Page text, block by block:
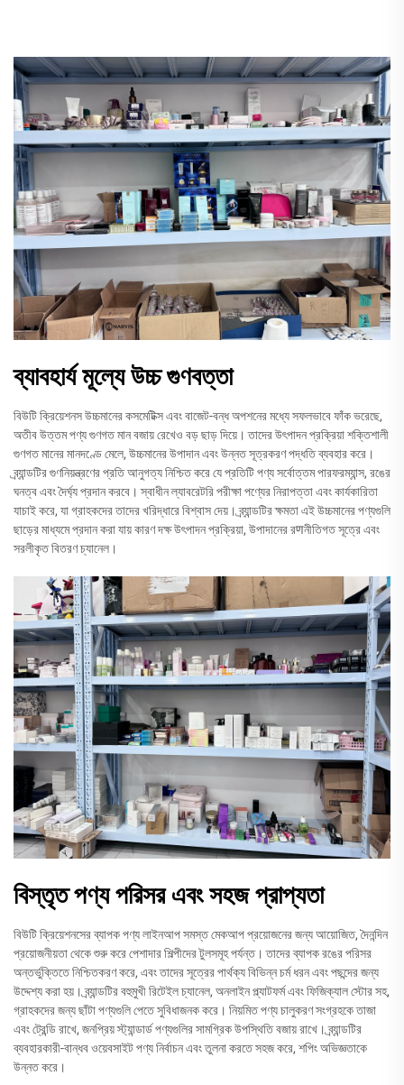
ব্যাবহার্য মূল্যে উচ্চ গুণবত্তা
বিউটি ক্রিয়েশনস উচ্চমানের কসমেটিক্স এবং বাজেট-বন্ধ অপশনের মধ্যে সফলভাবে ফাঁক ভরেছে,
অতীব উত্তম পণ্য গুণগত মান বজায় রেখেও বড় ছাড় দিয়ে। তাদের উৎপাদন প্রক্রিয়া শক্তিশালী
গুণগত মানের মানদণ্ডে মেলে, উচ্চমানের উপাদান এবং উন্নত সূত্রকরণ পদ্ধতি ব্যবহার করে।
ব্র্যান্ডটির গুণনিয়ন্ত্রণের প্রতি আনুগত্য নিশ্চিত করে যে প্রতিটি পণ্য সর্বোত্তম পারফরম্যান্স, রঙের
ঘনত্ব এবং দৈর্ঘ্য প্রদান করবে। স্বাধীন ল্যাবরেটরি পরীক্ষা পণ্যের নিরাপত্তা এবং কার্যকারিতা
যাচাই করে, যা গ্রাহকদের তাদের খরিদ্ধারে বিশ্বাস দেয়। ব্র্যান্ডটির ক্ষমতা এই উচ্চমানের পণ্যগুলি
ছাড়ের মাধ্যমে প্রদান করা যায় কারণ দক্ষ উৎপাদন প্রক্রিয়া, উপাদানের রणনীতিগত সূত্রে এবং
সরলীকৃত বিতরণ চ্যানেল।
বিস্তৃত পণ্য পরিসর এবং সহজ প্রাপ্যতা
বিউটি ক্রিয়েশনসের ব্যাপক পণ্য লাইনআপ সমস্ত মেকআপ প্রয়োজনের জন্য আয়োজিত, দৈনন্দিন
প্রয়োজনীয়তা থেকে শুরু করে পেশাদার শিল্পীদের টুলসমূহ পর্যন্ত। তাদের ব্যাপক রঙের পরিসর
অন্তর্ভুক্তিতে নিশ্চিতকরণ করে, এবং তাদের সূত্রের পার্থক্য বিভিন্ন চর্ম ধরন এবং পছন্দের জন্য
উদ্দেশ্য করা হয়। ব্র্যান্ডটির বহুমুখী রিটেইল চ্যানেল, অনলাইন প্ল্যাটফর্ম এবং ফিজিক্যাল স্টোর সহ,
গ্রাহকদের জন্য ছাঁটা পণ্যগুলি পেতে সুবিধাজনক করে। নিয়মিত পণ্য চালুকরণ সংগ্রহকে তাজা
এবং ট্রেন্ডি রাখে, জনপ্রিয় স্ট্যান্ডার্ড পণ্যগুলির সামগ্রিক উপস্থিতি বজায় রাখে। ব্র্যান্ডটির
ব্যবহারকারী-বান্ধব ওয়েবসাইট পণ্য নির্বাচন এবং তুলনা করতে সহজ করে, শপিং অভিজ্ঞতাকে
উন্নত করে।